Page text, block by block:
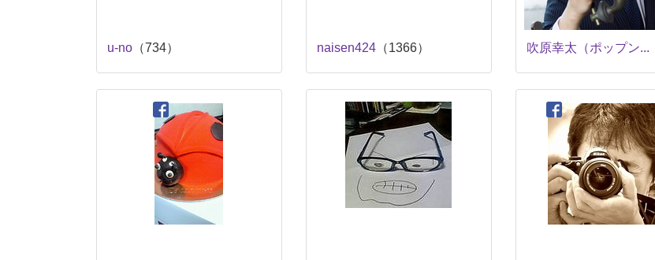
u-no （734） naisen424（1366） 吹原幸太（ポップン...